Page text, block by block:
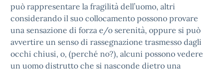
può rappresentare la fragilità dell’uomo, altri
considerando il suo collocamento possono provare
una sensazione di forza e/o serenità, oppure si può
avvertire un senso di rassegnazione trasmesso dagli
occhi chiusi, o, (perché no?), alcuni possono vedere
un uomo distrutto che si nasconde dietro una